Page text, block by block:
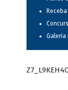
Galeria